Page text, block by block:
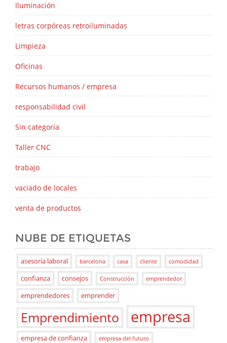
Iluminación
letras corpóreas retroiluminadas
Limpieza
Oficinas
Recursos humanos / empresa
responsabilidad civil
Sin categoría
Taller CNC
trabajo
vaciado de locales
venta de productos
NUBE DE ETIQUETAS
asesoría laboral barcelona casa cliente comodidad
confianza consejos Construcción emprendedor
emprendedores emprender
Emprendimiento empresa
empresa de confianza empresa del futuro